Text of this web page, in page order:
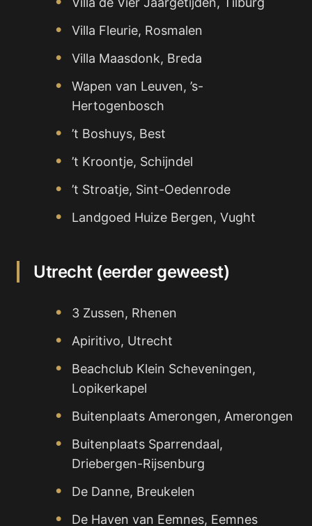
Villa Fleurie, Rosmalen
Villa Maasdonk, Breda
Wapen van Leuven, ’s-
Hertogenbosch
’t Boshuys, Best
’t Kroontje, Schijndel
’t Stroatje, Sint-Oedenrode
Landgoed Huize Bergen, Vught
Utrecht (eerder geweest)
3 Zussen, Rhenen
Apiritivo, Utrecht
Beachclub Klein Scheveningen,
Lopikerkapel
Buitenplaats Amerongen, Amerongen
Buitenplaats Sparrendaal,
Driebergen-Rijsenburg
De Danne, Breukelen
De Haven van Eemnes, Eemnes